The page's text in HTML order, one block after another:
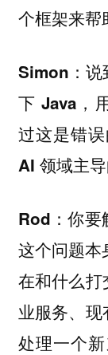
个框架来帮
Simon：说
下 Java，
过这是错
AI 领域主
Rod：你要
这个问题本
在和什么
业服务、
处理一个